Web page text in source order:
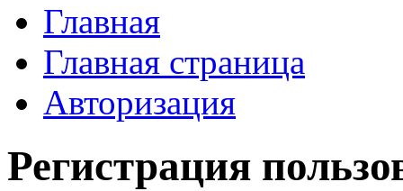
Главная
Главная страница
Авторизация
Регистрация